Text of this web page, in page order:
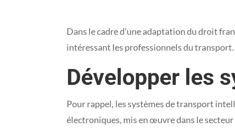
Dans le cadre d’une adaptation du droit
intéressant les professionnels du
Développer les
Pour rappel, les systèmes de transport
électroniques, mis en œuvre dans le